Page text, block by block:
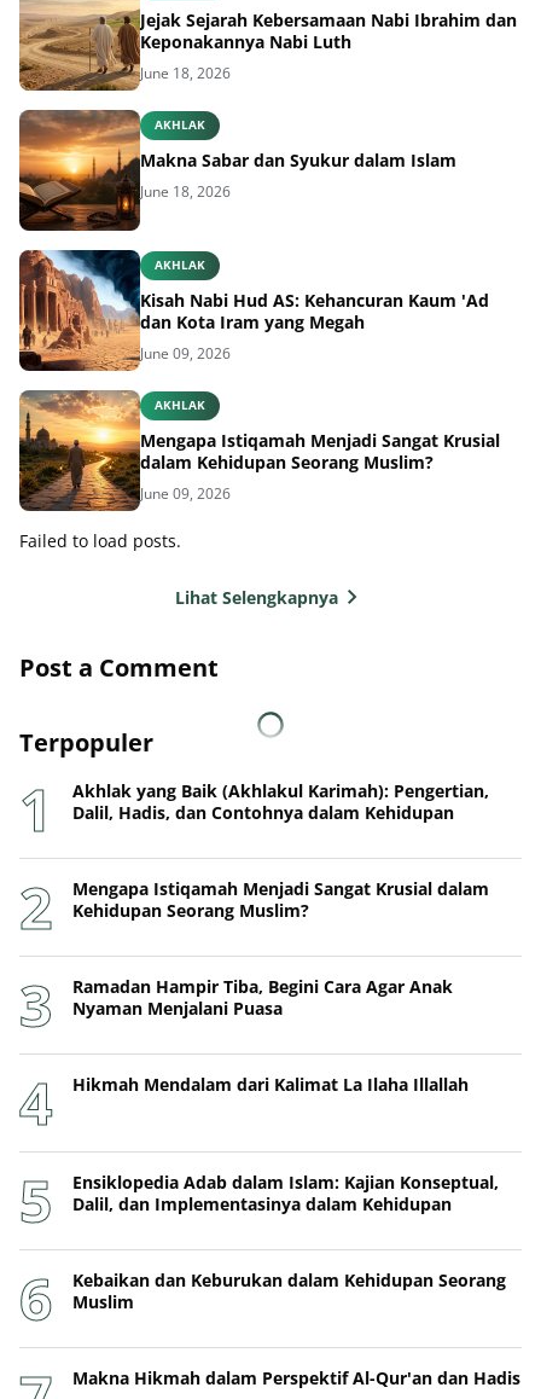
Jejak Sejarah Kebersamaan Nabi Ibrahim dan
Keponakannya Nabi Luth
June 18, 2026
AKHLAK
Makna Sabar dan Syukur dalam Islam
June 18, 2026
AKHLAK
Kisah Nabi Hud AS: Kehancuran Kaum 'Ad
dan Kota Iram yang Megah
June 09, 2026
AKHLAK
Mengapa Istiqamah Menjadi Sangat Krusial
dalam Kehidupan Seorang Muslim?
June 09, 2026
Failed to load posts.
Lihat Selengkapnya
Post a Comment
Terpopuler
Akhlak yang Baik (Akhlakul Karimah): Pengertian,
Dalil, Hadis, dan Contohnya dalam Kehidupan
Mengapa Istiqamah Menjadi Sangat Krusial dalam
Kehidupan Seorang Muslim?
Ramadan Hampir Tiba, Begini Cara Agar Anak
Nyaman Menjalani Puasa
Hikmah Mendalam dari Kalimat La Ilaha Illallah
Ensiklopedia Adab dalam Islam: Kajian Konseptual,
Dalil, dan Implementasinya dalam Kehidupan
Kebaikan dan Keburukan dalam Kehidupan Seorang
Muslim
Makna Hikmah dalam Perspektif Al-Qur'an dan Hadis